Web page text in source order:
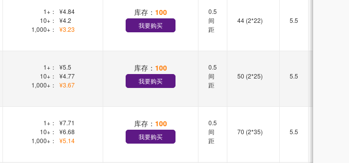
1+：
¥4.84
10+：
¥4.2
1,000+：
¥3.23
库存： 100
我要购买
0.5
间
距
44 (2*22) 5.5
1+：
¥5.5
10+：
¥4.77
1,000+：
¥3.67
库存： 100
我要购买
0.5
间
距
50 (2*25) 5.5
1+：
¥7.71
10+：
¥6.68
1,000+：
¥5.14
库存： 100
我要购买
0.5
间
距
70 (2*35) 5.5